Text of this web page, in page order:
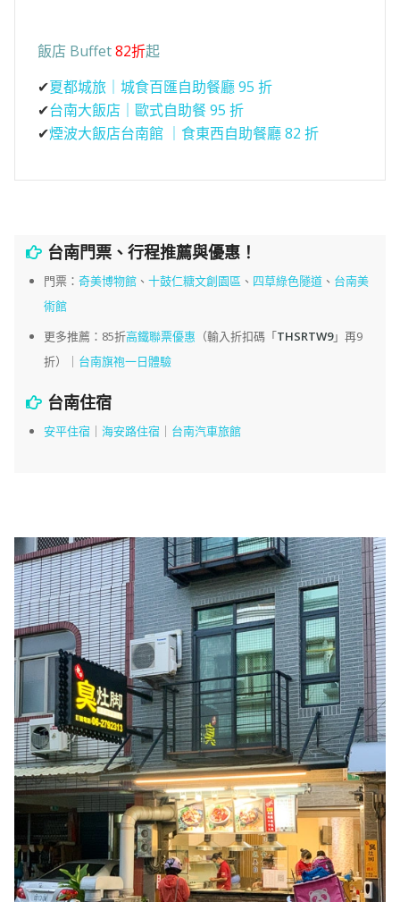
飯店 Buffet82折起
✔夏都城旅｜城食百匯自助餐廳 95 折
✔台南大飯店｜歐式自助餐 95 折
✔煙波大飯店台南館 ｜食東西自助餐廳 82 折
台南門票、行程推薦與優惠！
門票： 奇美博物館、 十鼓仁糖文創園區 、 四草綠色隧道、 台南美
術館
更多推薦：85折高鐵聯票優惠 （輸入折扣碼「THSRTW9」再9
折）｜ 台南旗袍一日體驗
台南住宿
安平住宿｜ 海安路住宿｜ 台南汽車旅館